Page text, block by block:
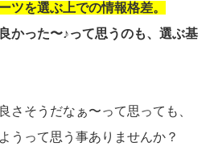
ツを選ぶ上での情報格差。
かった〜♪って思うのも、選ぶ基
さそうだなぁ〜って思っても、
うって思う事ありませんか？